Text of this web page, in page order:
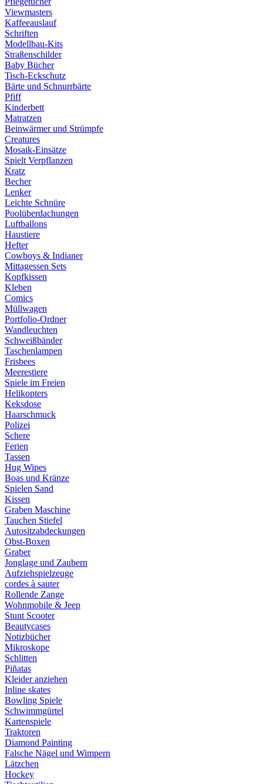
Viewmasters
Kaffeeauslauf
Schriften
Modellbau-Kits
Straßenschilder
Baby Bücher
Tisch-Eckschutz
Bärte und Schnurrbärte
Pfiff
Kinderbett
Matratzen
Beinwärmer und Strümpfe
Creatures
Mosaik-Einsätze
Spielt Verpflanzen
Kratz
Becher
Lenker
Leichte Schnüre
Poolüberdachungen
Luftballons
Haustiere
Hefter
Cowboys & Indianer
Mittagessen Sets
Kopfkissen
Kleben
Comics
Müllwagen
Portfolio-Ordner
Wandleuchten
Schweißbänder
Taschenlampen
Frisbees
Meerestiere
Spiele im Freien
Helikopters
Keksdose
Haarschmuck
Polizei
Schere
Ferien
Tassen
Hug Wipes
Boas und Kränze
Spielen Sand
Kissen
Graben Maschine
Tauchen Stiefel
Autositzabdeckungen
Obst-Boxen
Graber
Jonglage und Zaubern
Aufziehspielzeuge
cordes à sauter
Rollende Zange
Wohnmobile & Jeep
Stunt Scooter
Beautycases
Notizbücher
Mikroskope
Schlitten
Piñatas
Kleider anziehen
Inline skates
Bowling Spiele
Schwimmgürtel
Kartenspiele
Traktoren
Diamond Painting
Falsche Nägel und Wimpern
Lätzchen
Hockey